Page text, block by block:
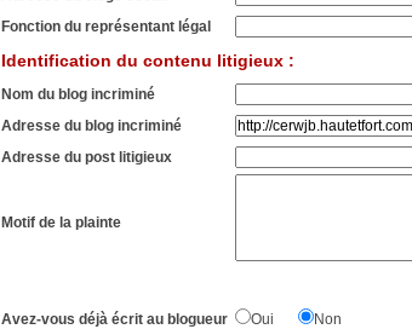
Fonction du représentant légal
Identification du contenu litigieux :
Nom du blog incriminé
Adresse du blog incriminé
Adresse du post litigieux
Motif de la plainte
Avez-vous déjà écrit au blogueur Oui
Non